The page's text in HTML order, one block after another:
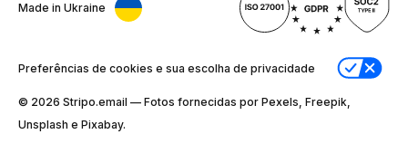
Made in Ukraine
Preferências de cookies e sua escolha de privacidade
© 2026 Stripо.email — Fotos fornecidas por Pexels, Freepik,
Unsplash e Pixabay.